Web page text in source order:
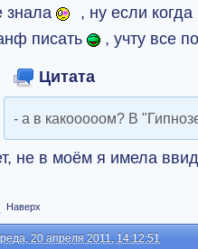
знала
, ну если
писать
, учту все
Цитата
- а в какооооом? В
не в моём я имела
Наверх
20 апреля 2011, 14:12:51